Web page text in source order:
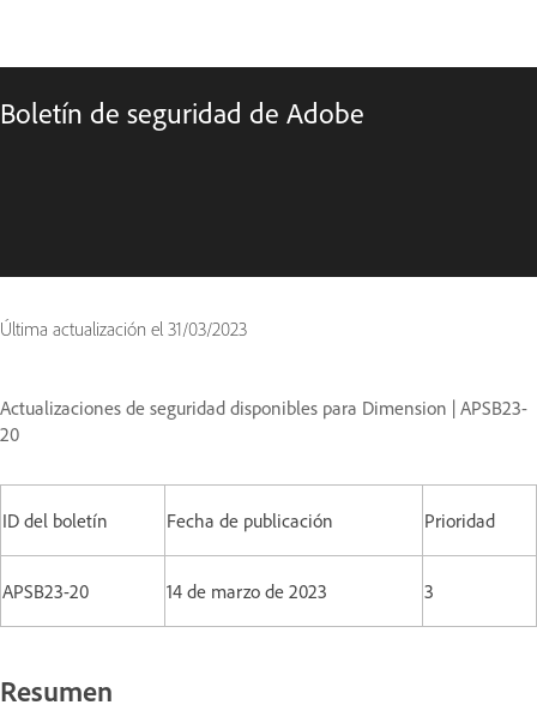
Boletín de seguridad de Adobe
Última actualización el 31/03/2023
Actualizaciones de seguridad disponibles para Dimension | APSB23-
20
ID del boletín Fecha de publicación Prioridad
APSB23-20 14 de marzo de 2023 3
Resumen